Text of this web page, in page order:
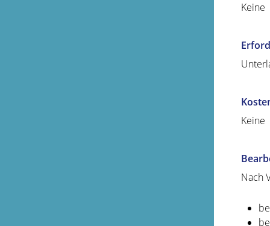
Keine
Keine
Nach